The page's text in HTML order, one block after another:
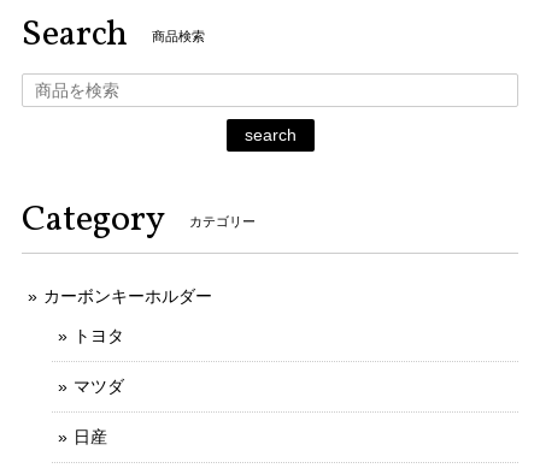
Search 商品検索
search
Category カテゴリー
カーボンキーホルダー
トヨタ
マツダ
日産